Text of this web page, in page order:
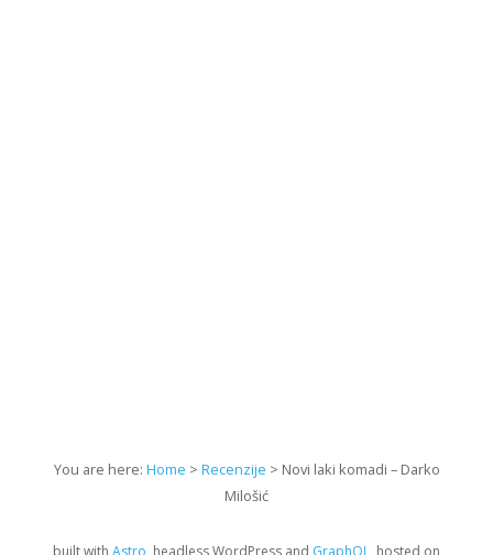
You are here: Home > Recenzije > Novi laki komadi – Darko
Milošić